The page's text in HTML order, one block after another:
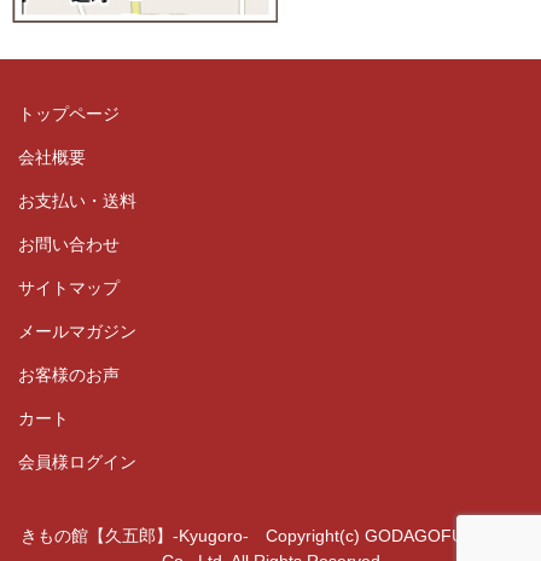
トップページ
会社概要
お支払い・送料
お問い合わせ
サイトマップ
メールマガジン
お客様のお声
カート
会員様ログイン
きもの館【久五郎】-Kyugoro- Copyright(c) GODAGOFUKUTEN